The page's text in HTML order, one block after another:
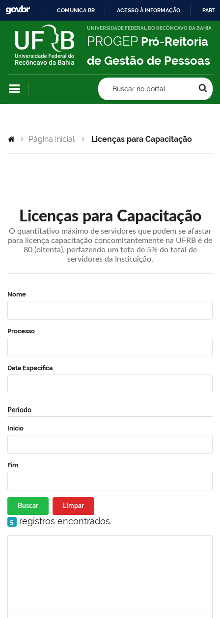
IR
PARA
CONTEÚDO
COMUNICA BR ACESSO À INFORMAÇÃO
UNIVERSIDADE FEDERAL DO RECÔNCAVO DA BAHIA
PROGEP Pró-Reitoria
de Gestão de Pessoas
Buscar no portal
Página inicial Licenças para Capacitação
Licenças para Capacitação
O quantitativo máximo de servidores que podem se afastar
para licença capacitação concomitantemente na UFRB é de
80 (oitenta), perfazendo um teto de 5% do total de
servidores da Instituição.
Nome
Processo
Data Específica
Período
Início
Fim
Buscar Limpar
5 registros encontrados.
Processo